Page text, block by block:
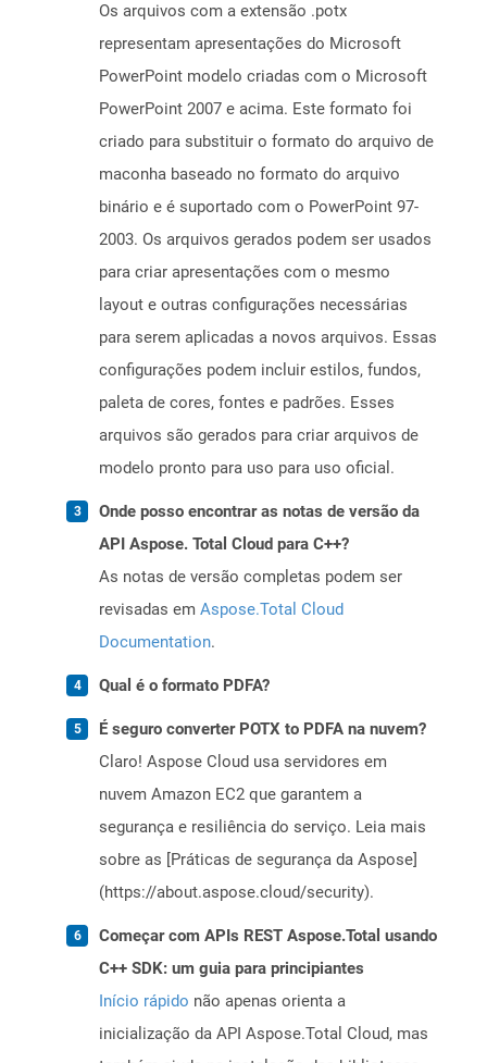
Os arquivos com a extensão .potx
representam apresentações do Microsoft
PowerPoint modelo criadas com o Microsoft
PowerPoint 2007 e acima. Este formato foi
criado para substituir o formato do arquivo de
maconha baseado no formato do arquivo
binário e é suportado com o PowerPoint 97-
2003. Os arquivos gerados podem ser usados ​​
para criar apresentações com o mesmo
layout e outras configurações necessárias
para serem aplicadas a novos arquivos. Essas
configurações podem incluir estilos, fundos,
paleta de cores, fontes e padrões. Esses
arquivos são gerados para criar arquivos de
modelo pronto para uso para uso oficial.
Onde posso encontrar as notas de versão da
API Aspose. Total Cloud para C++?
As notas de versão completas podem ser
revisadas em Aspose.Total Cloud
Documentation.
Qual é o formato PDFA?
É seguro converter POTX to PDFA na nuvem?
Claro! Aspose Cloud usa servidores em
nuvem Amazon EC2 que garantem a
segurança e resiliência do serviço. Leia mais
sobre as [Práticas de segurança da Aspose]
(https://about.aspose.cloud/security).
Começar com APIs REST Aspose.Total usando
C++ SDK: um guia para principiantes
Início rápido não apenas orienta a
inicialização da API Aspose.Total Cloud, mas